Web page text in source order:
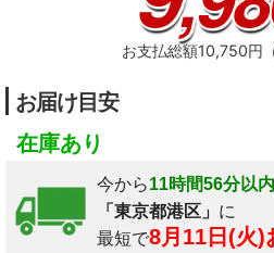
お支払総額10,750円
お届け目安
在庫あり
今から11時間56分以内
「東京都港区」 に
最短で8月11日(火)